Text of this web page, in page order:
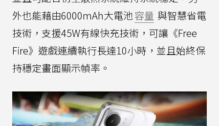
外也能藉由6000mAh大電池容量 與智慧省電
技術，支援45W有線快充技術，可讓《Free
Fire》遊戲連續執行長達10小時，並且始終保
持穩定畫面顯示幀率。